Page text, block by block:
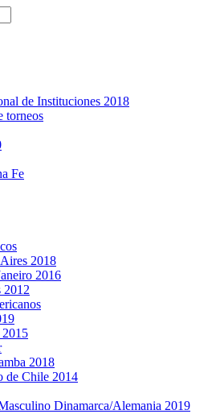
de Instituciones 2018
torneos
Fe
2018
2016
2012
2018
de Chile 2014
Dinamarca/Alemania 2019